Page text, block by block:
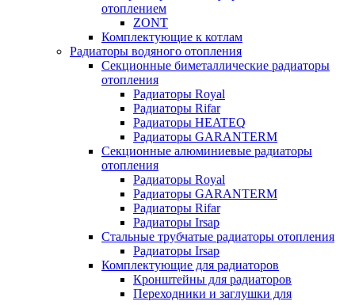
отоплением
ZONT
Комплектующие к котлам
Радиаторы водяного отопления
Секционные биметаллические радиаторы
отопления
Радиаторы Royal
Радиаторы Rifar
Радиаторы HEATEQ
Радиаторы GARANTERM
Секционные алюминиевые радиаторы
отопления
Радиаторы Royal
Радиаторы GARANTERM
Радиаторы Rifar
Радиаторы Irsap
Стальные трубчатые радиаторы отопления
Радиаторы Irsap
Комплектующие для радиаторов
Кронштейны для радиаторов
Переходники и заглушки для